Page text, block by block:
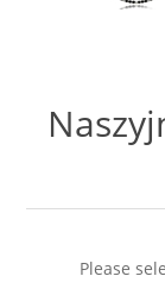
LABRADORYT
MASA PERŁOWA
RODOCHROZYT
TURMALIN
Please